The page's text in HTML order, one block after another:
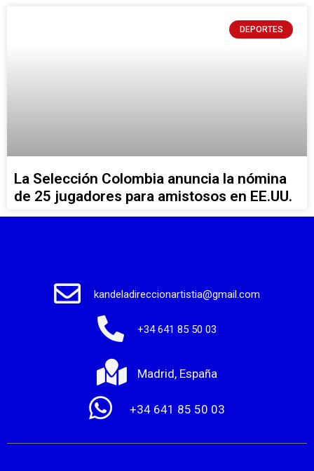
DEPORTES
La Selección Colombia anuncia la nómina
de 25 jugadores para amistosos en EE.UU.
kandeladireccionartistia@gmail.com
+34 641 85 50 03
Madrid, España
+34 641 85 50 03